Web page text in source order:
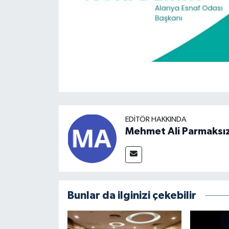
EDITÖR HAKKINDA
Mehmet Ali
Bunlar da ilginizi çekebilir